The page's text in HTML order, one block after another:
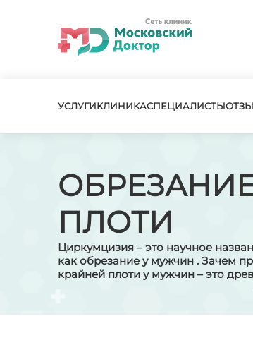
УСЛУГИКЛИНИКАСПЕЦИАЛИСТЫ
ПЛОТИ
Циркумцизия – это научное
как обрезание у мужчин . Зачем
крайней плоти у мужчин – это